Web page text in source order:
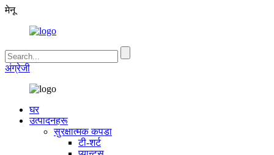
मेनू
अंग्रेजी
घर
उत्पादनहरू
सुरक्षात्मक कपडा
टी-शर्ट